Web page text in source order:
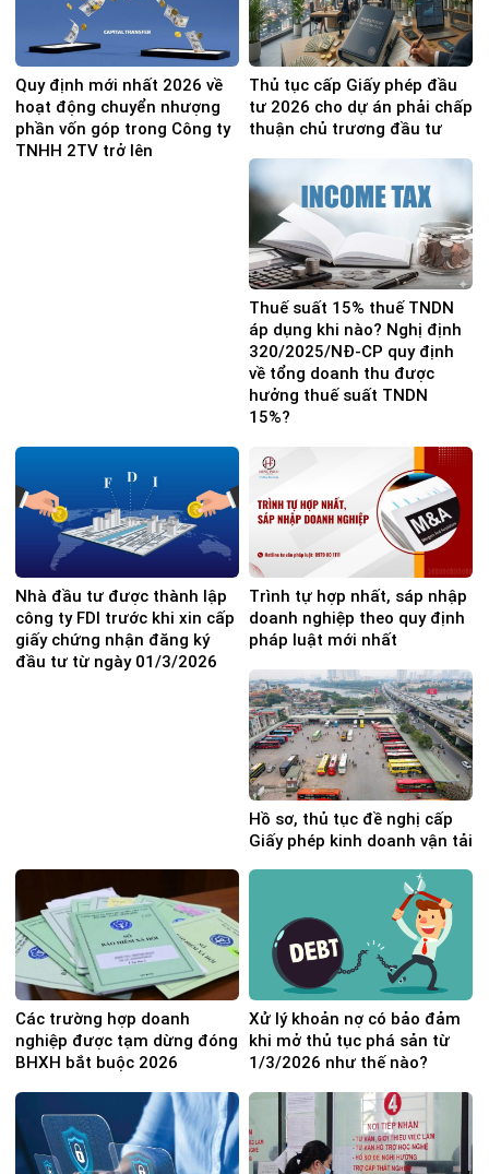
Quy định mới nhất 2026 về
hoạt động chuyển nhượng
phần vốn góp trong Công ty
TNHH 2TV trở lên
Thủ tục cấp Giấy phép đầu
tư 2026 cho dự án phải chấp
thuận chủ trương đầu tư
Thuế suất 15% thuế TNDN
áp dụng khi nào? Nghị định
320/2025/NĐ-CP quy định
về tổng doanh thu được
hưởng thuế suất TNDN
15%?
Nhà đầu tư được thành lập
công ty FDI trước khi xin cấp
giấy chứng nhận đăng ký
đầu tư từ ngày 01/3/2026
Trình tự hợp nhất, sáp nhập
doanh nghiệp theo quy định
pháp luật mới nhất
Hồ sơ, thủ tục đề nghị cấp
Giấy phép kinh doanh vận tải
Các trường hợp doanh
nghiệp được tạm dừng đóng
BHXH bắt buộc 2026
Xử lý khoản nợ có bảo đảm
khi mở thủ tục phá sản từ
1/3/2026 như thế nào?